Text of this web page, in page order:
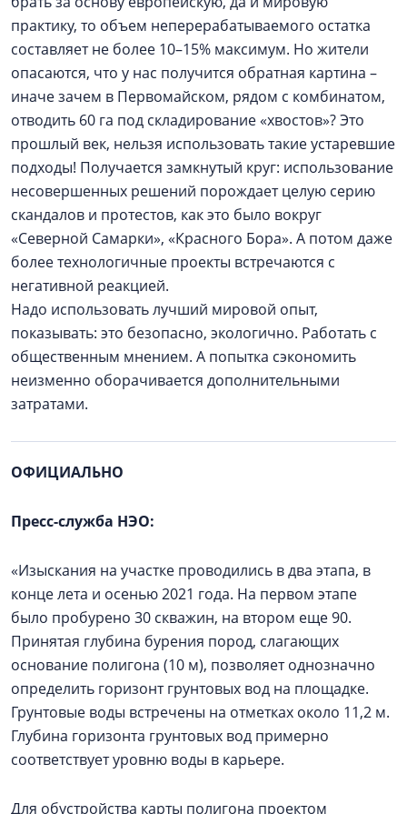
практику, то объем неперерабатываемого остатка
составляет не более 10–15% максимум. Но жители
опасаются, что у нас получится обратная картина –
иначе зачем в Первомайском, рядом с комбинатом,
отводить 60 га под складирование «хвостов»? Это
прошлый век, нельзя использовать такие устаревшие
подходы! Получается замкнутый круг: использование
несовершенных решений порождает целую серию
скандалов и протестов, как это было вокруг
«Северной Самарки», «Красного Бора». А потом даже
более технологичные проекты встречаются с
негативной реакцией.
Надо использовать лучший мировой опыт,
показывать: это безопасно, экологично. Работать с
общественным мнением. А попытка сэкономить
неизменно оборачивается дополнительными
затратами.
ОФИЦИАЛЬНО
Пресс-служба НЭО:
«Изыскания на участке проводились в два этапа, в
конце лета и осенью 2021 года. На первом этапе
было пробурено 30 скважин, на втором еще 90.
Принятая глубина бурения пород, слагающих
основание полигона (10 м), позволяет однозначно
определить горизонт грунтовых вод на площадке.
Грунтовые воды встречены на отметках около 11,2 м.
Глубина горизонта грунтовых вод примерно
соответствует уровню воды в карьере.
Для обустройства карты полигона проектом